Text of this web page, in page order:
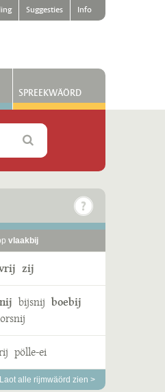
Suggesties Info
SPREEKWÄÖRD
vlaakbij
zij
bijsnij boebij
pölle-ei
Laot alle rijmwäörd zien >